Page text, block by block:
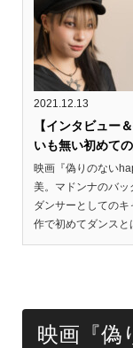
2021.12.13
【インタビュー
いも無い初めて
映画『偽りのない
美。マドンナのバ
ダンサーとしての
作で初めてダンスと
映画『偽